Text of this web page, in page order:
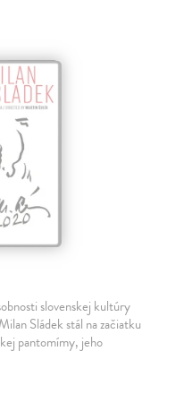
slovenskej kultúry
Sládek stál na začiatku
pantomímy, jeho